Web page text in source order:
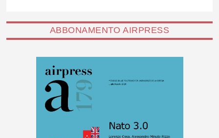
ABBONAMENTO AIRPRESS